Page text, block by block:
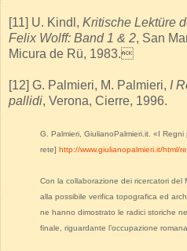
[11] U. Kindl, Kritische Lektüre
Felix Wolff: Band 1 & 2, San
Micura de Rü, 1983.
[12] G. Palmieri, M. Palmieri, I
pallidi, Verona, Cierre, 1996.
G. Palmieri, GiulianoPalmieri.it. «I
rete] http://www.giulianopalmieri.it/html/
Con la collaborazione dei ricercatori
alla possibile verifica topografica ed
ne hanno dimostrato le radici storiche
finale, riguardante l’occupazione